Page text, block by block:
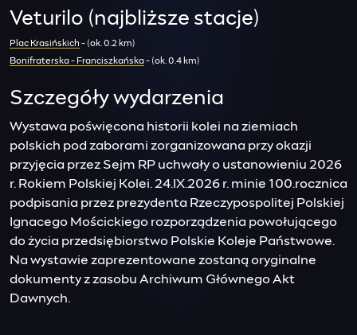
Veturilo (najbliższe stacje)
Plac Krasińskich - (ok. 0.2 km)
Bonifraterska - Franciszkańska- (ok. 0.4 km)
Szczegóły wydarzenia
Wystawa poświęcona historii kolei na ziemiach
polskich pod zaborami zorganizowana przy okazji
przyjęcia przez Sejm RP uchwały o ustanowieniu 2026
r. Rokiem Polskiej Kolei. 24.IX.2026 r. minie 100.rocznica
podpisania przez prezydenta Rzeczypospolitej Polskiej
Ignacego Mościckiego rozporządzenia powołującego
do życia przedsiębiorstwo Polskie Koleje Państwowe.
Na wystawie zaprezentowane zostaną oryginalne
dokumenty z zasobu Archiwum Głównego Akt
Dawnych.